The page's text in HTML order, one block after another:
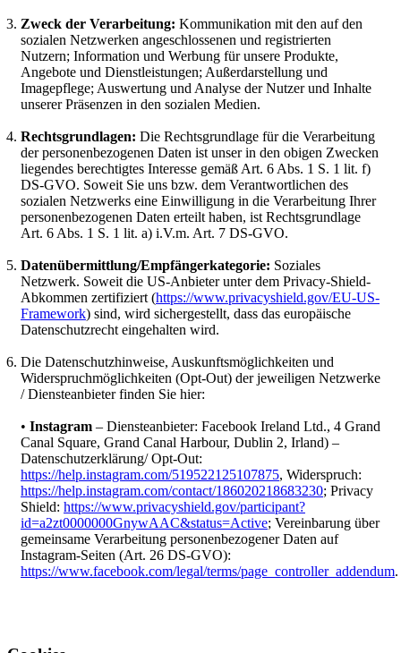
Zweck der Verarbeitung: Kommunikation mit den auf den
sozialen Netzwerken angeschlossenen und registrierten
Nutzern; Information und Werbung für unsere Produkte,
Angebote und Dienstleistungen; Außerdarstellung und
Imagepflege; Auswertung und Analyse der Nutzer und Inhalte
unserer Präsenzen in den sozialen Medien.
Rechtsgrundlagen: Die Rechtsgrundlage für die Verarbeitung
der personenbezogenen Daten ist unser in den obigen Zwecken
liegendes berechtigtes Interesse gemäß Art. 6 Abs. 1 S. 1 lit. f)
DS-GVO. Soweit Sie uns bzw. dem Verantwortlichen des
sozialen Netzwerks eine Einwilligung in die Verarbeitung Ihrer
personenbezogenen Daten erteilt haben, ist Rechtsgrundlage
Art. 6 Abs. 1 S. 1 lit. a) i.V.m. Art. 7 DS-GVO.
Datenübermittlung/Empfängerkategorie: Soziales
Netzwerk. Soweit die US-Anbieter unter dem Privacy-Shield-
Abkommen zertifiziert (https://www.privacyshield.gov/EU-US-
Framework) sind, wird sichergestellt, dass das europäische
Datenschutzrecht eingehalten wird.
Die Datenschutzhinweise, Auskunftsmöglichkeiten und
Widerspruchmöglichkeiten (Opt-Out) der jeweiligen Netzwerke
/ Diensteanbieter finden Sie hier:
• Instagram – Diensteanbieter: Facebook Ireland Ltd., 4 Grand
Canal Square, Grand Canal Harbour, Dublin 2, Irland) –
Datenschutzerklärung/ Opt-Out:
https://help.instagram.com/519522125107875, Widerspruch:
https://help.instagram.com/contact/186020218683230; Privacy
Shield: https://www.privacyshield.gov/participant?
id=a2zt0000000GnywAAC&status=Active; Vereinbarung über
gemeinsame Verarbeitung personenbezogener Daten auf
Instagram-Seiten (Art. 26 DS-GVO):
https://www.facebook.com/legal/terms/page_controller_addendum.